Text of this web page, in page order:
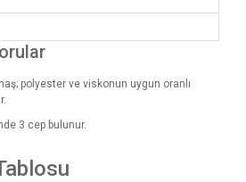
polyester ve viskonun uygun oranlı
3 cep bulunur.